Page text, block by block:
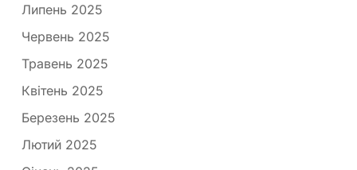
Липень 2025
Червень 2025
Травень 2025
Квітень 2025
Березень 2025
Лютий 2025